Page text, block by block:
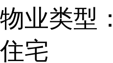
物业类型：
住宅